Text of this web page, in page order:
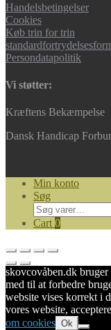
Handelsbetingelser
Cookies
Køb trin for trin
Persondatapolitik
Vi støtter:
Kræftens
Dansk Handicap
Min konto
Søg
Søg
efter:
Cart 0
skovcovåben.dk
med til at forbedre
website vises korrekt i
vores website,
om cookies Ok